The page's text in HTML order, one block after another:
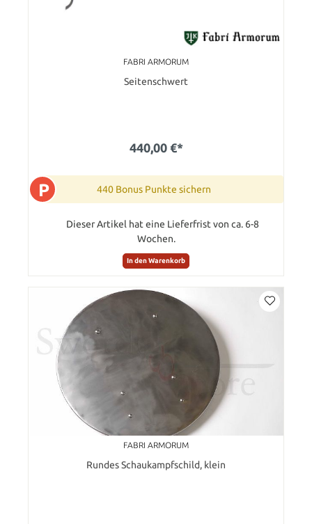
FABRI ARMORUM
Seitenschwert
440,00 €*
P 440 Bonus Punkte sichern
Dieser Artikel hat eine Lieferfrist von ca. 6-8
Wochen.
In den Warenkorb
FABRI ARMORUM
Rundes Schaukampfschild, klein